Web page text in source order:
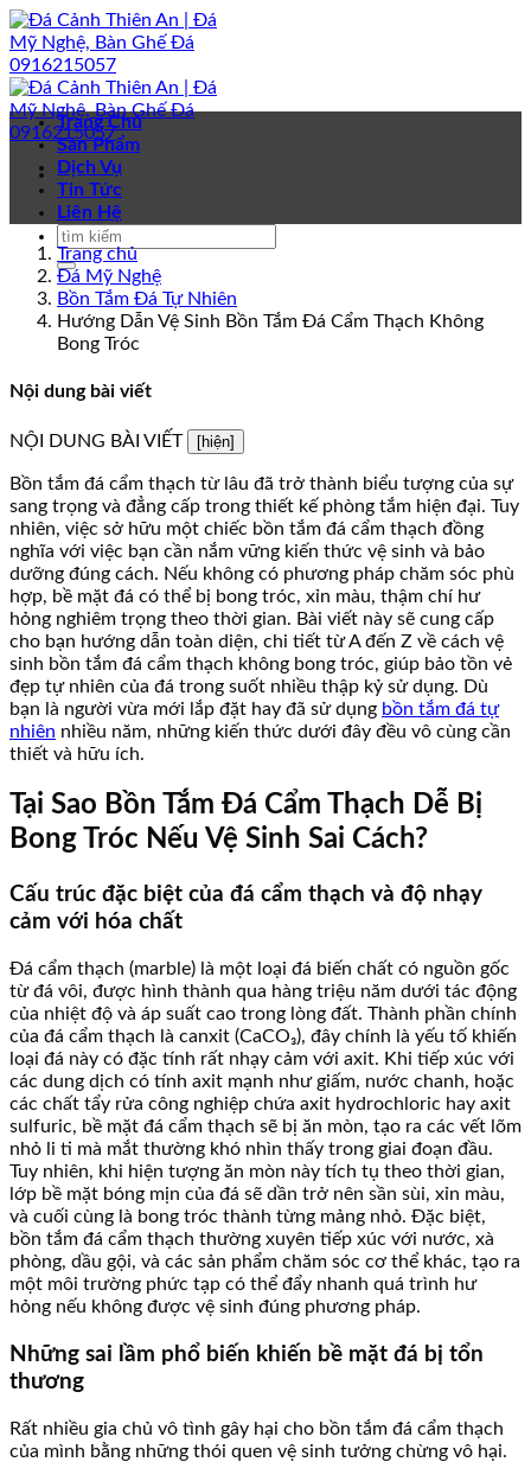
Bỏ
qua
nội
dung
Trang Chủ
Sản Phẩm
Dịch Vụ
Tin Tức
Liên Hệ
Trang chủ
Đá Mỹ Nghệ
Bồn Tắm Đá Tự Nhiên
Hướng Dẫn Vệ Sinh Bồn Tắm Đá Cẩm Thạch Không
Bong Tróc
Nội dung bài viết
NỘI DUNG BÀI VIẾT [hiện]
Bồn tắm đá cẩm thạch từ lâu đã trở thành biểu tượng của sự
sang trọng và đẳng cấp trong thiết kế phòng tắm hiện đại. Tuy
nhiên, việc sở hữu một chiếc bồn tắm đá cẩm thạch đồng
nghĩa với việc bạn cần nắm vững kiến thức vệ sinh và bảo
dưỡng đúng cách. Nếu không có phương pháp chăm sóc phù
hợp, bề mặt đá có thể bị bong tróc, xỉn màu, thậm chí hư
hỏng nghiêm trọng theo thời gian. Bài viết này sẽ cung cấp
cho bạn hướng dẫn toàn diện, chi tiết từ A đến Z về cách vệ
sinh bồn tắm đá cẩm thạch không bong tróc, giúp bảo tồn vẻ
đẹp tự nhiên của đá trong suốt nhiều thập kỷ sử dụng. Dù
bạn là người vừa mới lắp đặt hay đã sử dụng bồn tắm đá tự
nhiên nhiều năm, những kiến thức dưới đây đều vô cùng cần
thiết và hữu ích.
Tại Sao Bồn Tắm Đá Cẩm Thạch Dễ Bị
Bong Tróc Nếu Vệ Sinh Sai Cách?
Cấu trúc đặc biệt của đá cẩm thạch và độ nhạy
cảm với hóa chất
Đá cẩm thạch (marble) là một loại đá biến chất có nguồn gốc
từ đá vôi, được hình thành qua hàng triệu năm dưới tác động
của nhiệt độ và áp suất cao trong lòng đất. Thành phần chính
của đá cẩm thạch là canxit (CaCO₃), đây chính là yếu tố khiến
loại đá này có đặc tính rất nhạy cảm với axit. Khi tiếp xúc với
các dung dịch có tính axit mạnh như giấm, nước chanh, hoặc
các chất tẩy rửa công nghiệp chứa axit hydrochloric hay axit
sulfuric, bề mặt đá cẩm thạch sẽ bị ăn mòn, tạo ra các vết lõm
nhỏ li ti mà mắt thường khó nhìn thấy trong giai đoạn đầu.
Tuy nhiên, khi hiện tượng ăn mòn này tích tụ theo thời gian,
lớp bề mặt bóng mịn của đá sẽ dần trở nên sần sùi, xỉn màu,
và cuối cùng là bong tróc thành từng mảng nhỏ. Đặc biệt,
bồn tắm đá cẩm thạch thường xuyên tiếp xúc với nước, xà
phòng, dầu gội, và các sản phẩm chăm sóc cơ thể khác, tạo ra
một môi trường phức tạp có thể đẩy nhanh quá trình hư
hỏng nếu không được vệ sinh đúng phương pháp.
Những sai lầm phổ biến khiến bề mặt đá bị tổn
thương
Rất nhiều gia chủ vô tình gây hại cho bồn tắm đá cẩm thạch
của mình bằng những thói quen vệ sinh tưởng chừng vô hại.